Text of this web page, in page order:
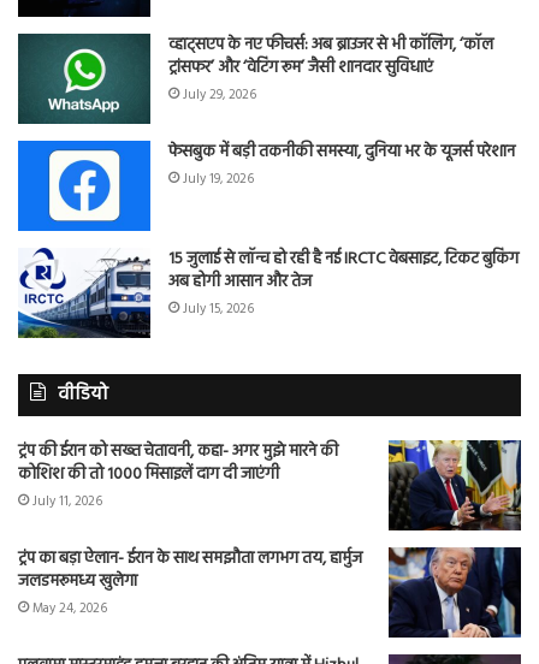
व्हाट्सएप के नए फीचर्स: अब ब्राउजर से भी कॉलिंग, ‘कॉल
ट्रांसफर’ और ‘वेटिंग रूम’ जैसी शानदार सुविधाएं
July 29, 2026
फेसबुक में बड़ी तकनीकी समस्या, दुनिया भर के यूजर्स परेशान
July 19, 2026
15 जुलाई से लॉन्च हो रही है नई IRCTC वेबसाइट, टिकट बुकिंग
अब होगी आसान और तेज
July 15, 2026
वीडियो
ट्रंप की ईरान को सख्त चेतावनी, कहा- अगर मुझे मारने की
कोशिश की तो 1000 मिसाइलें दाग दी जाएंगी
July 11, 2026
ट्रंप का बड़ा ऐलान- ईरान के साथ समझौता लगभग तय, हार्मुज
जलडमरूमध्य खुलेगा
May 24, 2026